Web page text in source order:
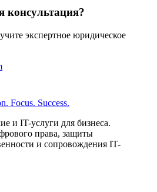
экспертное юридическое
Focus. Success.
и IT-услуги для бизнеса.
права, защиты
и сопровождения IT-